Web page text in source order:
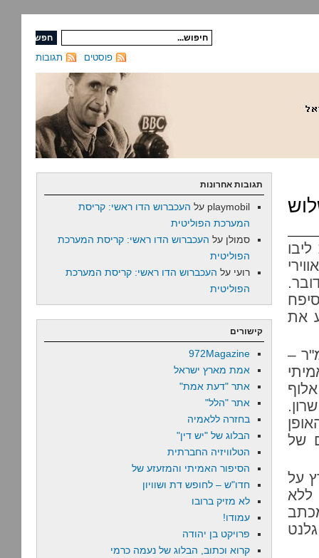
תגובות פוסטים
את
כשבעה מיליוני שקלים וגודלו 500 מ"ר –
של
על
120 מטרים, ללא
תגובות אחרונות
playmobil על העכברוש הדו ראשי: קריסת
המערכת הפוליטית
סמולן על העכברוש הדו ראשי: קריסת המערכת
הפוליטית
רועי על העכברוש הדו ראשי: קריסת המערכת
הפוליטית
קישורים
972Magazine
אמת מארץ ישראל
אתר "דעת אמת"
אתר "הלל"
בחזרה ללאמיה
הבלוג של "יש דין"
הטלוויזיה החברתית
הסיפור האמיתי והמזעזע של
חדו"ש – לחופש דת ושוויון
לא מזיק ברובו
עמודו!
פרויקט בן יהודה
קרוא וכתוב, הבלוג של נעמה כרמי